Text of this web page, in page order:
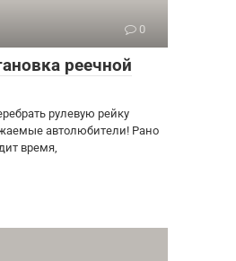
0
реечной
рулевую рейку
автолюбители! Рано
время,